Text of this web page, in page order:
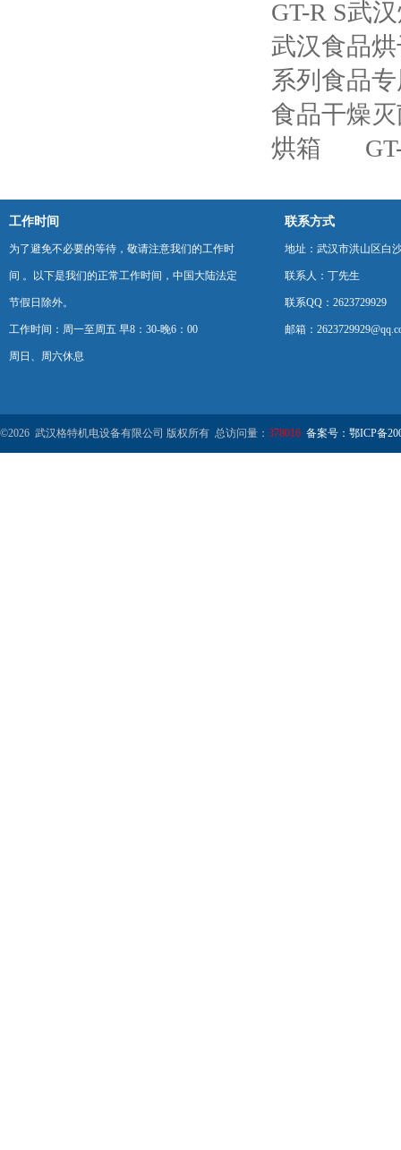
GT-R S武
武汉食品
系列食品
食品干燥
烘箱
工作时间
为了避免不必要的等待，敬请注意我们的工作时
间 。以下是我们的正常工作时间，中国大陆法定
节假日除外。
工作时间：周一至周五 早8：30-晚6：00
周日、周六休息
联系方式
地址：武汉市洪山区白
联系人：丁先生
联系QQ：2623729929
邮箱：
©2026 武汉格特机电设备有限公司 版权所有 总访问量： 378016 备案号：鄂ICP备